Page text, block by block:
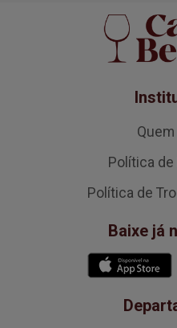
Política
Política de
Baixe já